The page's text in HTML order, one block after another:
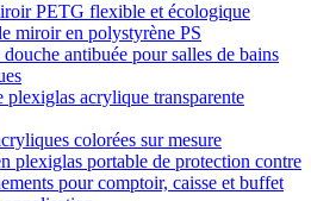
PETG flexible et écologique
miroir en polystyrène PS
antibuée pour salles de bains
plexiglas acrylique transparente
colorées sur mesure
plexiglas portable de protection contre
pour comptoir, caisse et buffet